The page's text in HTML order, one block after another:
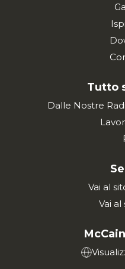
Tutto
Dalle Nostre
Vai al
Vai al